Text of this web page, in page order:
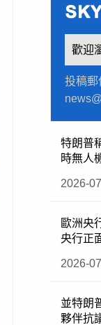
歡迎
投稿郵
特朗普
時無人
2026-
歐洲央
央行正
2026-
並特朗
夥伴抗